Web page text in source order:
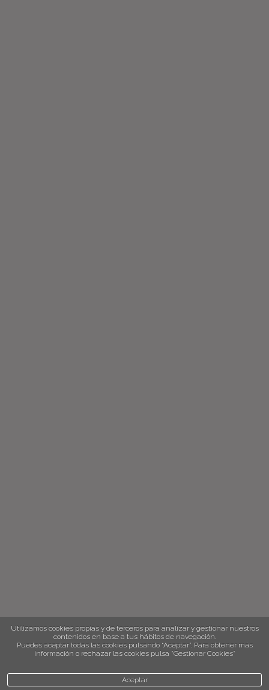
Utilizamos cookies propias y de terceros para analizar y gestionar nuestros
contenidos en base a tus hábitos de navegación.
Puedes aceptar todas las cookies pulsando “Aceptar”. Para obtener más
información o rechazar las cookies pulsa “Gestionar Cookies“
Aceptar